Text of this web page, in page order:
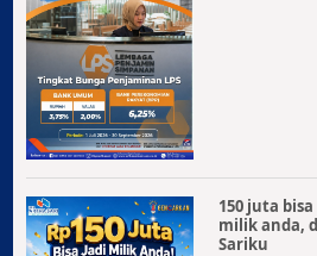
150 juta
milik anda,
Sariku